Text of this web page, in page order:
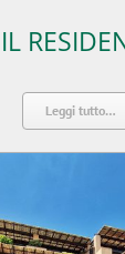
IL
Leggi tutto…